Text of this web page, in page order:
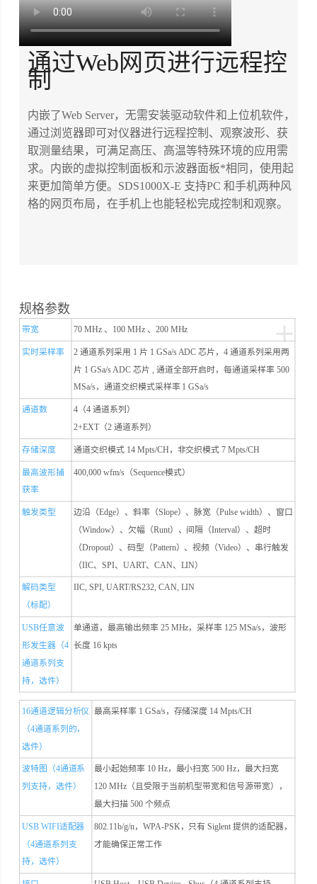
通过Web网页进行远程控
制
内嵌了Web Server，无需安装驱动软件和上位机软件，
通过浏览器即可对仪器进行远程控制、观察波形、获
取测量结果，可满足高压、高温等特殊环境的应用需
求。内嵌的虚拟控制面板和示波器面板*相同，使用起
来更加简单方便。SDS1000X-E 支持PC 和手机两种风
格的网页布局，在手机上也能轻松完成控制和观察。
规格参数
+
带宽 70 MHz 、100 MHz 、200 MHz
实时采样率
2 通道系列采用 1 片 1 GSa/s ADC 芯片，4 通道系列采用两
片 1 GSa/s ADC 芯片 , 通道全部开启时，每通道采样率 500
MSa/s，通道交织模式采样率 1 GSa/s
通道数 4（4 通道系列）
2+EXT（2 通道系列）
存储深度 通道交织模式 14 Mpts/CH，非交织模式 7 Mpts/CH
最高波形捕
获率
400,000 wfm/s（Sequence模式）
触发类型 边沿（Edge）、斜率（Slope）、脉宽（Pulse width）、窗口
（Window）、欠幅（Runt）、间隔（Interval）、超时
（Dropout）、码型（Pattern）、视频（Video）、串行触发
（IIC、SPI、UART、CAN、LIN）
解码类型
（标配）
IIC, SPI, UART/RS232, CAN, LIN
USB任意波
形发生器（4
通道系列支
持，选件）
单通道，最高输出频率 25 MHz，采样率 125 MSa/s，波形
长度 16 kpts
16通道逻辑分析仪
（4通道系列的，
选件）
最高采样率 1 GSa/s，存储深度 14 Mpts/CH
波特图（4通道系
列支持，选件）
最小起始频率 10 Hz，最小扫宽 500 Hz，最大扫宽
120 MHz（且受限于当前机型带宽和信号源带宽），
最大扫描 500 个频点
USB WIFI适配器
（4通道系列支
持，选件）
802.11b/g/n，WPA-PSK，只有 Siglent 提供的适配器，
才能确保正常工作